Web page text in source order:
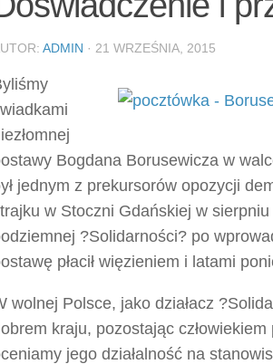
ADMIN · 21 WRZEŚNIA, 2015
Bogdana Borusewicza w
jednym z prekursorów opozycji
w Stoczni Gdańskiej w
?Solidarności? po
płacił więzieniem i latami
wolnej Polsce, jako działacz
kraju, pozostając
jego działalność na